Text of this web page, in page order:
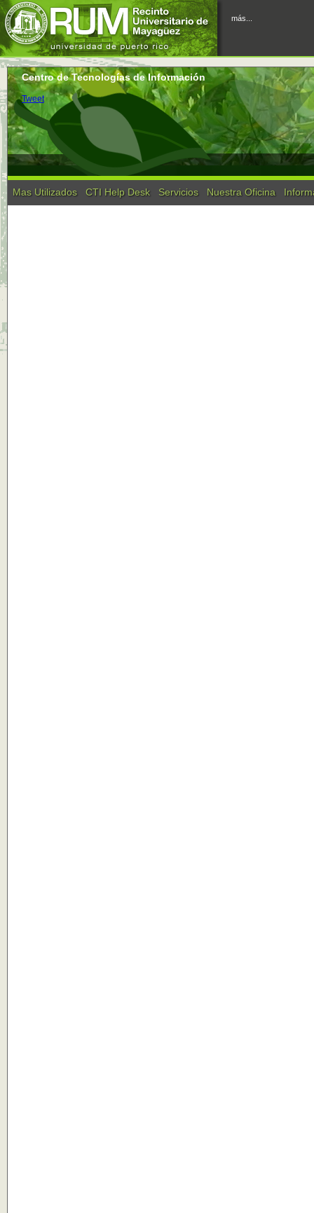
más...
Centro de Tecnologías de Información
Tweet
Mas Utilizados CTI Help Desk Servicios Nuestra Oficina